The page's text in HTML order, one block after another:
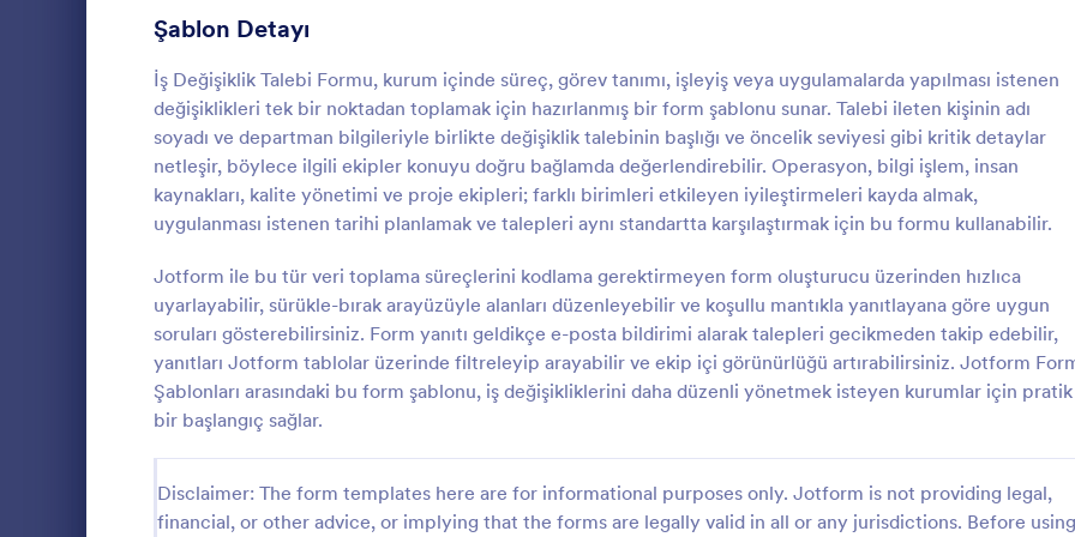
Şablon Detayı
İş Değişiklik Talebi Formu, kurum içinde süreç, görev tanımı, işleyiş veya uygulamalarda yapılması istenen
değişiklikleri tek bir noktadan toplamak için hazırlanmış bir form şablonu sunar. Talebi ileten kişinin adı
soyadı ve departman bilgileriyle birlikte değişiklik talebinin başlığı ve öncelik seviyesi gibi kritik detaylar
netleşir, böylece ilgili ekipler konuyu doğru bağlamda değerlendirebilir. Operasyon, bilgi işlem, insan
kaynakları, kalite yönetimi ve proje ekipleri; farklı birimleri etkileyen iyileştirmeleri kayda almak,
uygulanması istenen tarihi planlamak ve talepleri aynı standartta karşılaştırmak için bu formu kullanabilir.
Jotform ile bu tür veri toplama süreçlerini kodlama gerektirmeyen form oluşturucu üzerinden hızlıca
uyarlayabilir, sürükle-bırak arayüzüyle alanları düzenleyebilir ve koşullu mantıkla yanıtlayana göre uygun
soruları gösterebilirsiniz. Form yanıtı geldikçe e-posta bildirimi alarak talepleri gecikmeden takip edebilir,
yanıtları Jotform tablolar üzerinde filtreleyip arayabilir ve ekip içi görünürlüğü artırabilirsiniz. Jotform
Şablonları arasındaki bu form şablonu, iş değişikliklerini daha düzenli yönetmek isteyen kurumlar için pratik
bir başlangıç sağlar.
Disclaimer: The form templates here are for informational purposes only. Jotform is not providing legal,
financial, or other advice, or implying that the forms are legally valid in all or any jurisdictions. Before using
görüntülerini toplamak için
alanları ekleyin ve hatta kişisel bir
için yazı tiplerini, renkleri ve arka
resmini değiştirin. Jotform'un
uygulama ve entegrasyondan
kapsamlı kitaplığı ile, Google
Airtable'da otomatik olarak bir iş
elektronik tablosu oluşturabilir,
sisteminize yeni kişiler
çalışabilir ve çok daha fazlasını
Onarım Bildirim Formu
taleplerini konum ve öncelik bilgileriyle
toplayarak ekiplerin planlı ilerlemesine
yardımcı olur ve Jotform ile veri toplama
sürecini hızlandırır.
Go to Category:
Bakım Formları
:
Bakım İş Emri Formu
bazlı bakım taleplerini öncelik ve
bilgileriyle toplayarak tesis
işletmeler ve bakım ekipleri için
toplama ve takip sağlar.
Go to Category:
Bakım Formları
Pasta Sipariş Formları
Değişiklik Emri Formları
Yemek Hizmeti Sipariş Formları 9
Ön Sipariş Formları 8
Satış Emri Formları 7
Çiçek Sipariş Formları 6
Üniforma Sipariş Formları 5
Bilet Sipariş Formları
Kurabiye Sipariş Formları
Kitap Sipariş Formları
Bağış Sipariş Formları 2